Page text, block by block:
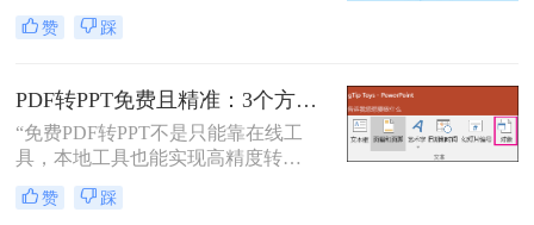
PDF因其固定格式的特点而受到广泛
欢迎，尤其适合用于合同、学术论文
而，当这些静态内容需要被进一步编
辑或在公共场合展示时，将其转换为
PPT格式成为了一种常见的需求。那
么PDF如何转为PPT呢？本文将详细
介绍三种将PDF转换为PPT的方法，
帮助您根据自己的实际需求选择最合
赞 踩
PDF转PPT免费且精准：3个方法的转换精度和避坑指南！
“免费PDF转PPT不是只能靠在线工
具，本地工具也能实现高精度转
换”在职场办公与自媒体创作中，将
PDF格式的报告、课件、素材转为可
赞 踩